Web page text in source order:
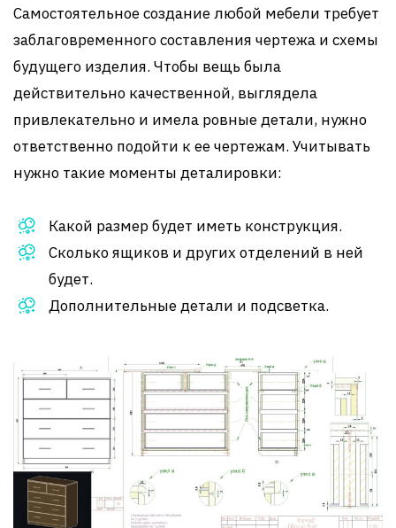
Самостоятельное создание любой мебели требует
заблаговременного составления чертежа и схемы
будущего изделия. Чтобы вещь была
действительно качественной, выглядела
привлекательно и имела ровные детали, нужно
ответственно подойти к ее чертежам. Учитывать
нужно такие моменты деталировки:
Какой размер будет иметь конструкция.
Сколько ящиков и других отделений в ней
будет.
Дополнительные детали и подсветка.